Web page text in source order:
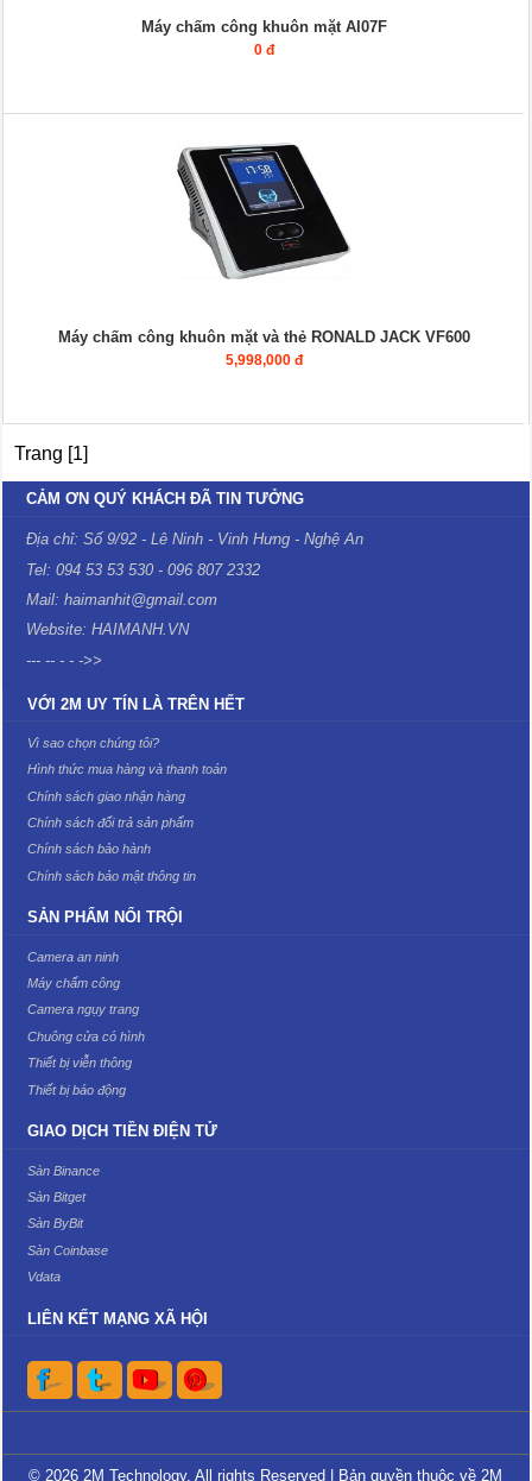
Máy chấm công khuôn mặt AI07F
0 đ
Máy chấm công khuôn mặt và thẻ RONALD JACK VF600
5,998,000 đ
Trang [1]
CẢM ƠN QUÝ KHÁCH ĐÃ TIN TƯỞNG
Địa chỉ: Số 9/92 - Lê Ninh - Vinh Hưng - Nghệ An
Tel: 094 53 53 530 - 096 807 2332
Mail: haimanhit@gmail.com
Website: HAIMANH.VN
--- -- - - ->>
VỚI 2M UY TÍN LÀ TRÊN HẾT
Vì sao chọn chúng tôi?
Hình thức mua hàng và thanh toán
Chính sách giao nhận hàng
Chính sách đổi trả sản phẩm
Chính sách bảo hành
Chính sách bảo mật thông tin
SẢN PHẨM NỔI TRỘI
Camera an ninh
Máy chấm công
Camera ngụy trang
Chuông cửa có hình
Thiết bị viễn thông
Thiết bị báo động
GIAO DỊCH TIỀN ĐIỆN TỬ
Sàn Binance
Sàn Bitget
Sàn ByBit
Sàn Coinbase
Vdata
LIÊN KẾT MẠNG XÃ HỘI
© 2026 2M Technology. All rights Reserved | Bản quyền thuộc về 2M